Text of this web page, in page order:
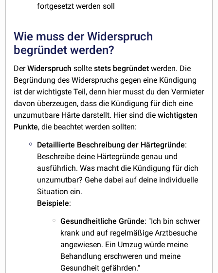
fortgesetzt werden soll
Wie muss der Widerspruch
begründet werden?
DerWiderspruch solltestets begründet werden. Die
Begründung des Widerspruchs gegen eine Kündigung
ist der wichtigste Teil, denn hier musst du den Vermieter
davon überzeugen, dass die Kündigung für dich eine
unzumutbare Härte darstellt. Hier sind diewichtigsten
Punkte, die beachtet werden sollten:
Detaillierte Beschreibung der Härtegründe:
Beschreibe deine Härtegründe genau und
ausführlich. Was macht die Kündigung für dich
unzumutbar? Gehe dabei auf deine individuelle
Situation ein.
Beispiele:
Gesundheitliche Gründe: "Ich bin schwer
krank und auf regelmäßige Arztbesuche
angewiesen. Ein Umzug würde meine
Behandlung erschweren und meine
Gesundheit gefährden."